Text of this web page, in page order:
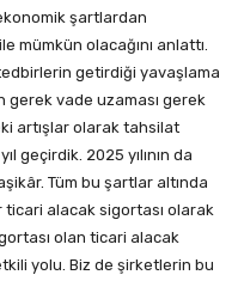
şartlardan
mümkün olacağını anlattı.
getirdiği yavaşlama
vade uzaması gerek
artışlar olarak tahsilat
geçirdik. 2025 yılının da
Tüm bu şartlar altında
alacak sigortası olarak
olan ticari alacak
yolu. Biz de şirketlerin bu